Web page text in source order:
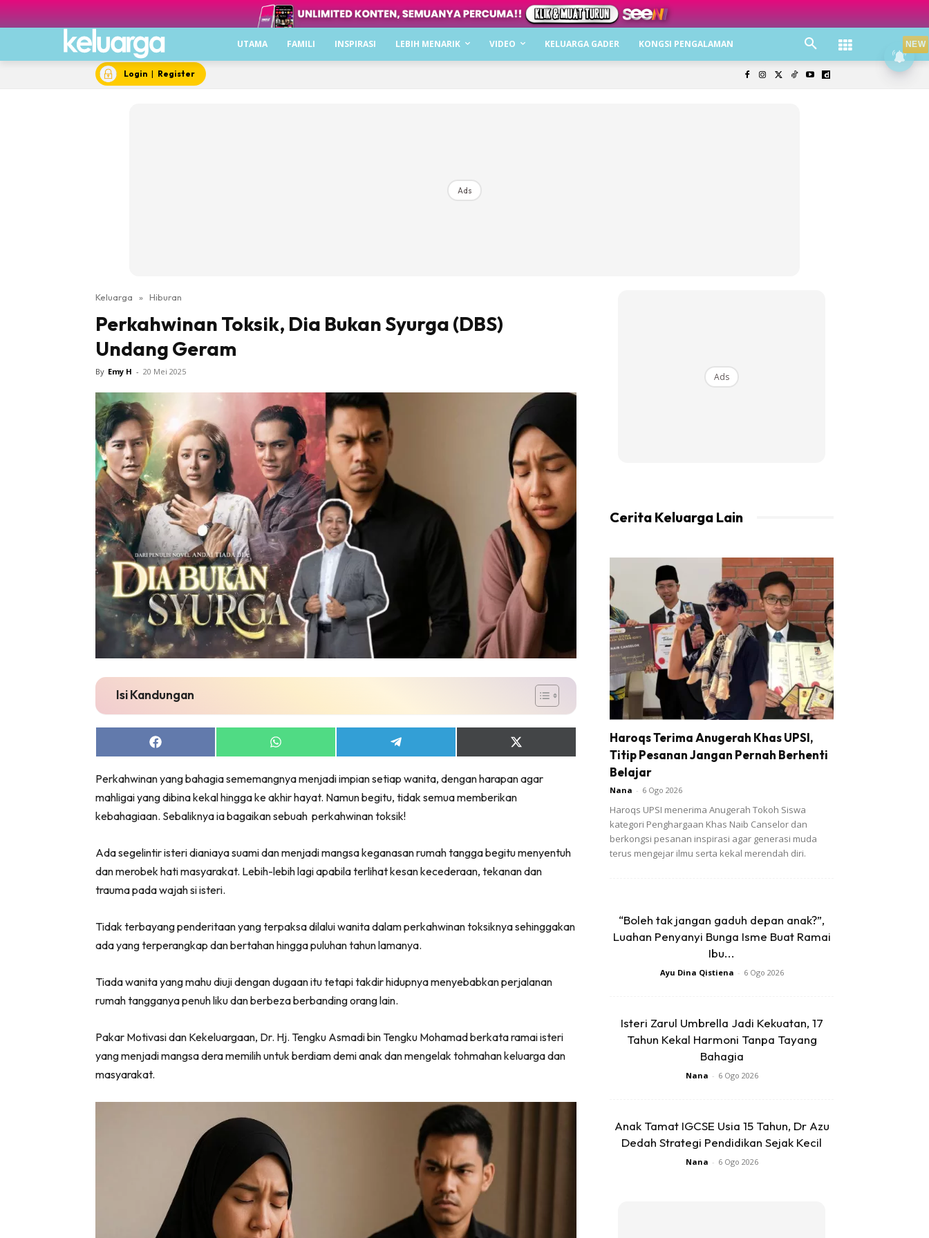
UTAMA FAMILI INSPIRASI LEBIH MENARIK VIDEO KELUARGA GADER KONGSI PENGALAMAN
Login | Register
Ads
Keluarga » Hiburan
Perkahwinan Toksik, Dia Bukan Syurga (DBS)
Undang Geram
By Emy H - 20 Mei 2025
Isi Kandungan
Share
on
Share
on
Share
on
Share
on
(Twitter)
Perkahwinan yang bahagia sememangnya menjadi impian setiap wanita, dengan harapan agar
mahligai yang dibina kekal hingga ke akhir hayat. Namun begitu, tidak semua memberikan
kebahagiaan. Sebaliknya ia bagaikan sebuah perkahwinan toksik!
Ada segelintir isteri dianiaya suami dan menjadi mangsa keganasan rumah tangga begitu menyentuh
dan merobek hati masyarakat. Lebih-lebih lagi apabila terlihat kesan kecederaan, tekanan dan
trauma pada wajah si isteri.
Tidak terbayang penderitaan yang terpaksa dilalui wanita dalam perkahwinan toksiknya sehinggakan
ada yang terperangkap dan bertahan hingga puluhan tahun lamanya.
Tiada wanita yang mahu diuji dengan dugaan itu tetapi takdir hidupnya menyebabkan perjalanan
rumah tangganya penuh liku dan berbeza berbanding orang lain.
Pakar Motivasi dan Kekeluargaan, Dr. Hj. Tengku Asmadi bin Tengku Mohamad berkata ramai isteri
yang menjadi mangsa dera memilih untuk berdiam demi anak dan mengelak tohmahan keluarga dan
masyarakat.
Ads
Cerita Keluarga Lain
Haroqs Terima Anugerah Khas UPSI,
Titip Pesanan Jangan Pernah Berhenti
Belajar
Nana - 6 Ogo 2026
Haroqs UPSI menerima Anugerah Tokoh Siswa
kategori Penghargaan Khas Naib Canselor dan
berkongsi pesanan inspirasi agar generasi muda
terus mengejar ilmu serta kekal merendah diri.
“Boleh tak jangan gaduh depan anak?”,
Luahan Penyanyi Bunga Isme Buat Ramai
Ibu...
Ayu Dina Qistiena - 6 Ogo 2026
Isteri Zarul Umbrella Jadi Kekuatan, 17
Tahun Kekal Harmoni Tanpa Tayang
Bahagia
Nana - 6 Ogo 2026
Anak Tamat IGCSE Usia 15 Tahun, Dr Azu
Dedah Strategi Pendidikan Sejak Kecil
Nana - 6 Ogo 2026
NEW